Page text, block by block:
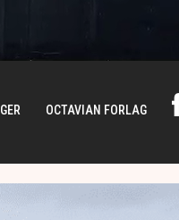
OCTAVIAN FORLAG